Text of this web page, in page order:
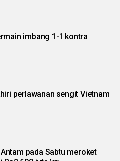
imbang 1-1 kontra
perlawanan sengit Vietnam
pada Sabtu meroket